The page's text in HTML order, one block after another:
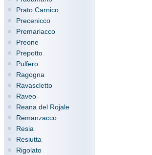
Prato Carnico
Precenicco
Premariacco
Preone
Prepotto
Pulfero
Ragogna
Ravascletto
Raveo
Reana del Rojale
Remanzacco
Resia
Resiutta
Rigolato